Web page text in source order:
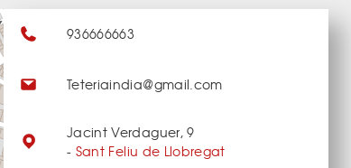
936666663
Teteriaindia@gmail.com
Jacint Verdaguer, 9
- Sant Feliu de Llobregat